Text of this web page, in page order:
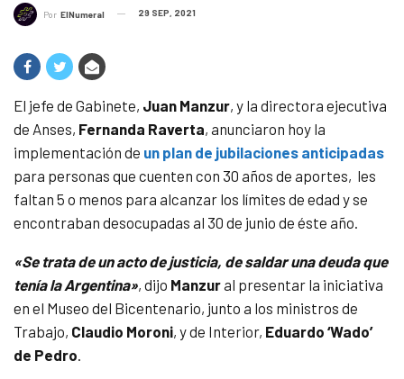
Por ElNumeral 29 SEP, 2021
El jefe de Gabinete, Juan Manzur, y la directora ejecutiva
de Anses, Fernanda Raverta, anunciaron hoy la
implementación de un plan de jubilaciones anticipadas
para personas que cuenten con 30 años de aportes, les
faltan 5 o menos para alcanzar los límites de edad y se
encontraban desocupadas al 30 de junio de éste año.
«Se trata de un acto de justicia, de saldar una deuda que
tenía la Argentina», dijo Manzural presentar la iniciativa
en el Museo del Bicentenario, junto a los ministros de
Trabajo, Claudio Moroni, y de Interior, Eduardo ‘Wado’
de Pedro